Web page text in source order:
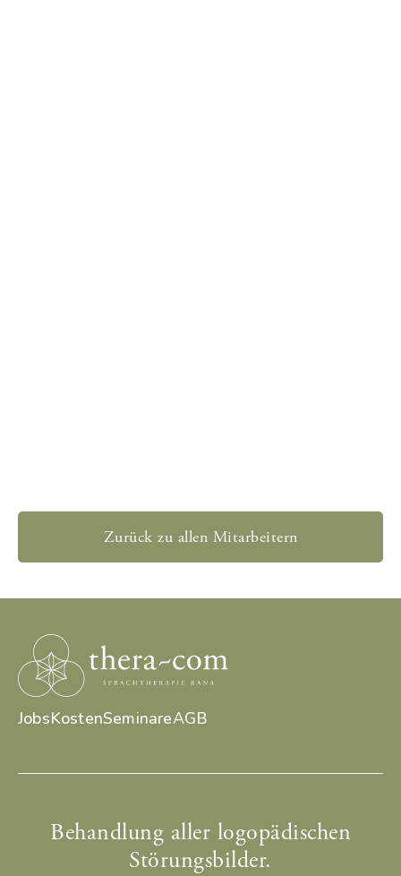
Zurück zu allen Mitarbeitern
JobsKostenSeminareAGB
Behandlung aller logopädischen
Störungsbilder.